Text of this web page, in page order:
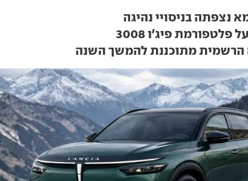
נצפתה בניסויי נהיגה
פיג'ו 3008
מתוכננת להמשך השנה